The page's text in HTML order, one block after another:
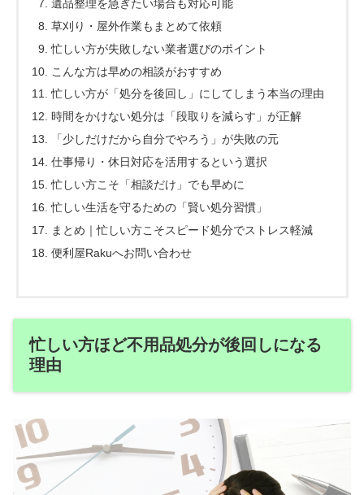
遺品整理を急ぎたい場合も対応可能
草刈り・屋外作業もまとめて依頼
忙しい方が失敗しない業者選びのポイント
こんな方は早めの相談がおすすめ
忙しい方が「処分を後回し」にしてしまう本当の理由
時間をかけない処分は「段取りを減らす」が正解
「少しだけだから自分でやろう」が失敗の元
仕事帰り・休日対応を活用するという選択
忙しい方こそ「相談だけ」でも早めに
忙しい生活を守るための「賢い処分習慣」
まとめ｜忙しい方こそスピード処分でストレス軽減
便利屋Rakuへお問い合わせ
忙しい方ほど不用品処分が後回しになる
理由